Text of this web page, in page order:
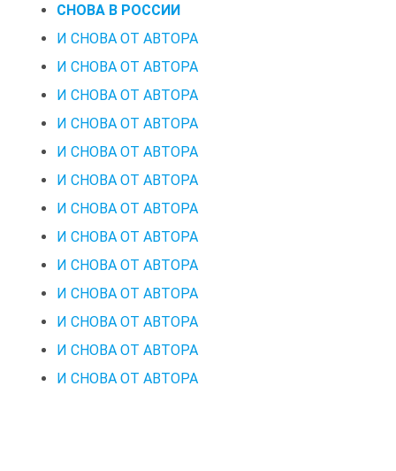
СНОВА В РОССИИ
И СНОВА ОТ АВТОРА
И СНОВА ОТ АВТОРА
И СНОВА ОТ АВТОРА
И СНОВА ОТ АВТОРА
И СНОВА ОТ АВТОРА
И СНОВА ОТ АВТОРА
И СНОВА ОТ АВТОРА
И СНОВА ОТ АВТОРА
И СНОВА ОТ АВТОРА
И СНОВА ОТ АВТОРА
И СНОВА ОТ АВТОРА
И СНОВА ОТ АВТОРА
И СНОВА ОТ АВТОРА